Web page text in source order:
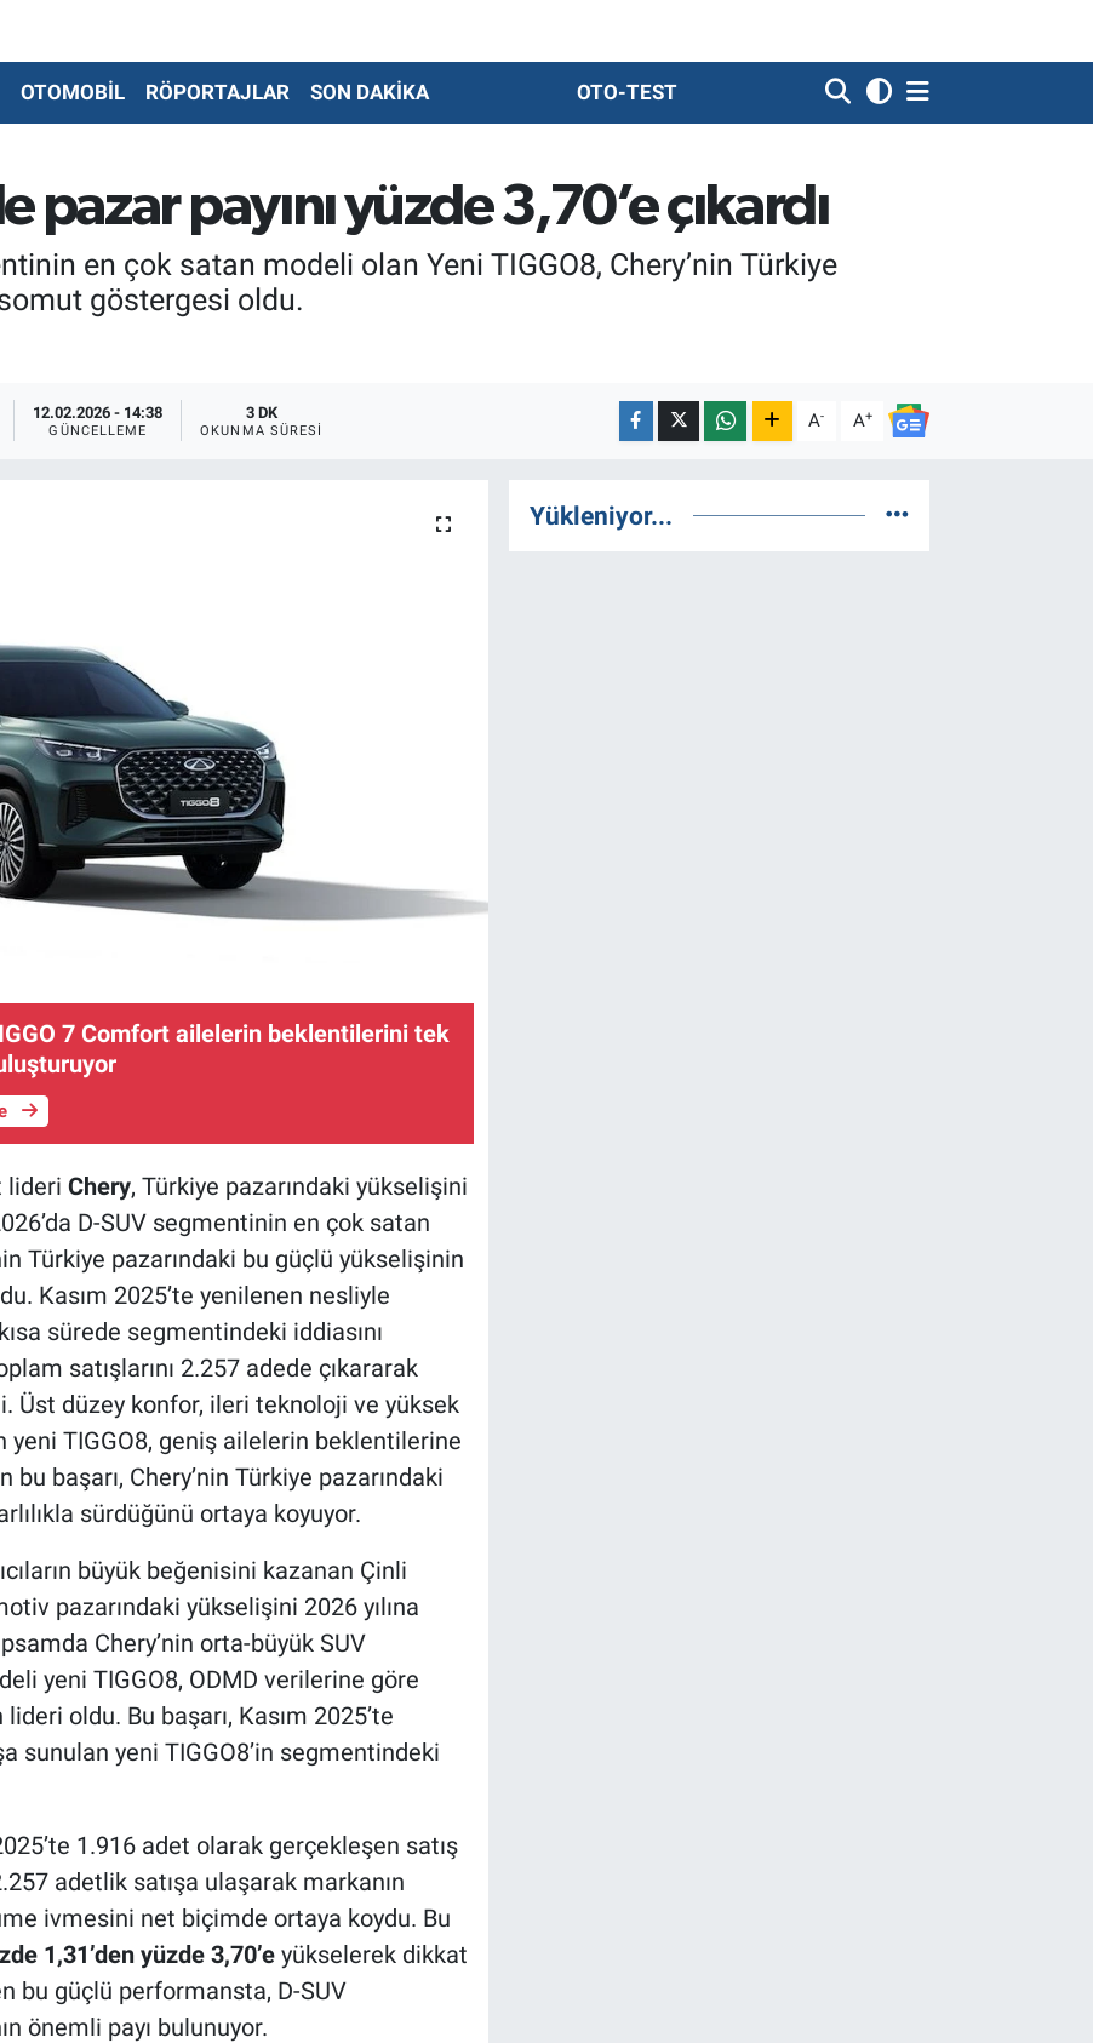
OTOMOBİL RÖPORTAJLAR SON DAKİKA OTO-TEST
pazar payını yüzde 3,70’e çıkardı
en çok satan modeli olan Yeni TIGGO8, Chery’nin Türkiye
göstergesi oldu.
12.02.2026 - 14:38
GÜNCELLEME
3 DK
OKUNMA SÜRESI A- A+
7 Comfort ailelerin beklentilerini tek
lideri Chery, Türkiye pazarındaki yükselişini
D-SUV segmentinin en çok satan
Türkiye pazarındaki bu güçlü yükselişinin
Kasım 2025’te yenilenen nesliyle
sürede segmentindeki iddiasını
satışlarını 2.257 adede çıkararak
Üst düzey konfor, ileri teknoloji ve yüksek
yeni TIGGO8, geniş ailelerin beklentilerine
başarı, Chery’nin Türkiye pazarındaki
sürdüğünü ortaya koyuyor.
büyük beğenisini kazanan Çinli
pazarındaki yükselişini 2026 yılına
Chery’nin orta-büyük SUV
yeni TIGGO8, ODMD verilerine göre
oldu. Bu başarı, Kasım 2025’te
sunulan yeni TIGGO8’in segmentindeki
1.916 adet olarak gerçekleşen satış
adetlik satışa ulaşarak markanın
ivmesini net biçimde ortaya koydu. Bu
1,31’den yüzde 3,70’eyükselerek dikkat
bu güçlü performansta, D-SUV
önemli payı bulunuyor.
Yükleniyor...